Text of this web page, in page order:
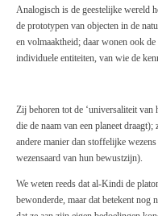
Analogisch is de geestelijke wereld
de prototypen van objecten in de
en volmaaktheid; daar wonen ook
individuele entiteiten, van wie de
Zij behoren tot de ‘universaliteit van
die de naam van een planeet
andere manier dan stoffelijke
wezensaard van hun bewustzijn).
We weten reeds dat al-Kindi de
bewonderde, maar dat betekent nog